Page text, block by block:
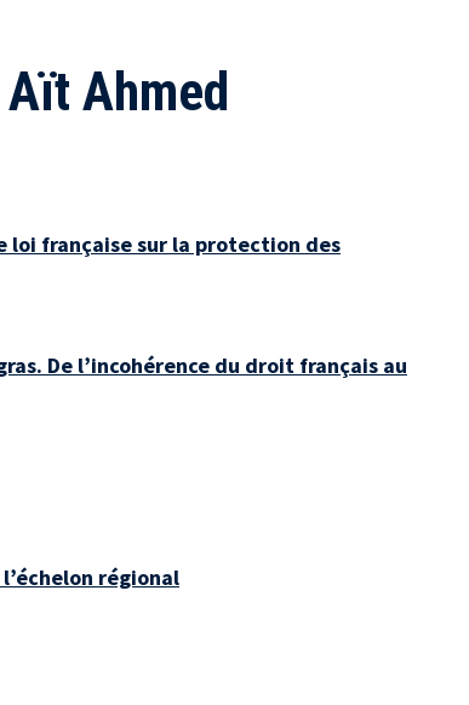
Ahmed
française sur la protection des
De l’incohérence du droit français au
régional